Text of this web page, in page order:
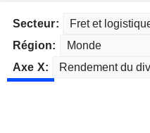
Secteur:
Région:
Axe X: